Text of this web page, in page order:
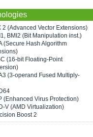
2 (Advanced Vector Extensions)
BMI2 (Bit Manipulation inst.)
(Secure Hash Algorithm
(16-bit Floating-Point
(3-operand Fused Multiply-
(Enhanced Virus Protection)
V (AMD Virtualization)
Boost 2